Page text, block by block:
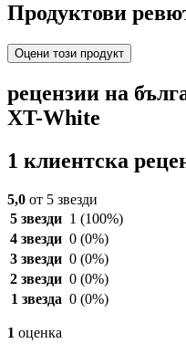
Продуктови
Оцени този продукт
рецензии на
XT-White
1 клиентска
5,0 от 5 звезди
5 звезди 1 (100%)
4 звезди 0 (0%)
3 звезди 0 (0%)
2 звезди 0 (0%)
1 звезда 0 (0%)
1 оценка